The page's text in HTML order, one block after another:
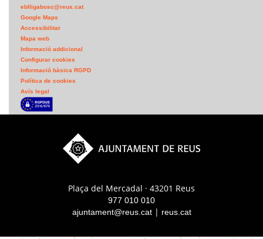
eblligabosc@reus.cat
Google Maps
Accessibilitat
Mapa web
Informació addicional
Configurar cookies
Informació bàsica RGPD
Política de cookies
Avís legal
Plaça del Mercadal · 43201 Reus
977 010 010
ajuntament@reus.cat| reus.cat